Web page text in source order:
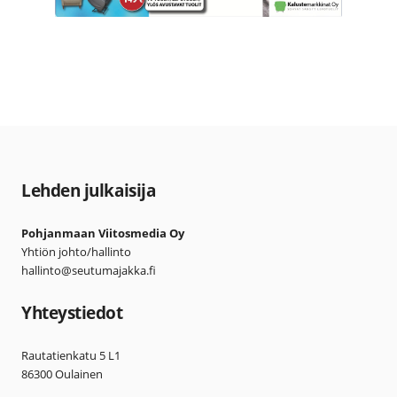
Lehden julkaisija
Pohjanmaan Viitosmedia Oy
Yhtiön johto/hallinto
hallinto@seutumajakka.fi
Yhteystiedot
Rautatienkatu 5 L1
86300 Oulainen